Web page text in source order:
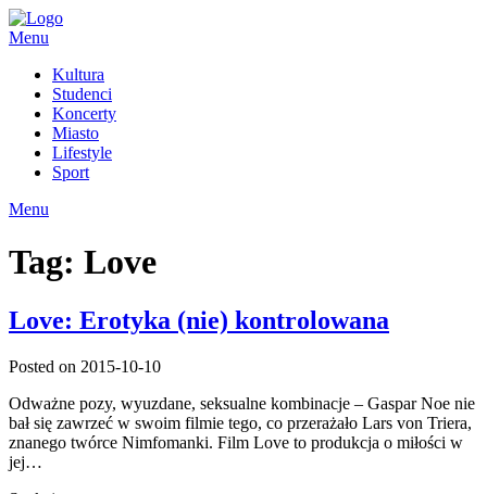
Skip
to
Menu
Kultura
Studenci
Koncerty
Miasto
Lifestyle
Sport
Menu
Tag: Love
Love: Erotyka (nie) kontrolowana
Posted on 2015-10-10
Odważne pozy, wyuzdane, seksualne kombinacje – Gaspar Noe nie
bał się zawrzeć w swoim filmie tego, co przerażało Lars von Triera,
znanego twórce Nimfomanki. Film Love to produkcja o miłości w
jej…